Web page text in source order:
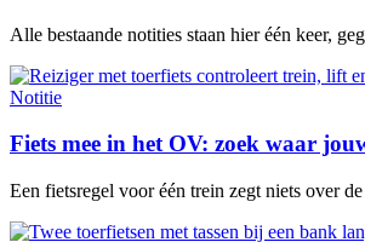
Alle bestaande notities staan hier één keer,
Notitie
Fiets mee in het OV: zoek waar
Een fietsregel voor één trein zegt niets over